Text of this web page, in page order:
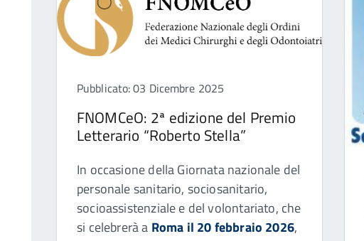
Pubblicato: 03 Dicembre 2025
FNOMCeO: 2ª edizione del Premio
Letterario “Roberto Stella”
In occasione della Giornata nazionale del
personale sanitario, sociosanitario,
socioassistenziale e del volontariato, che
si celebrerà a Roma il 20 febbraio 2026,